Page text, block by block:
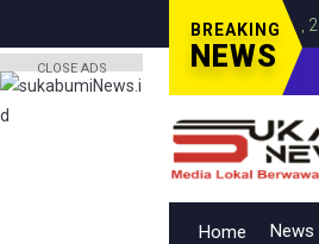
BREAKING
NEWS
Home News
CLOSE ADS